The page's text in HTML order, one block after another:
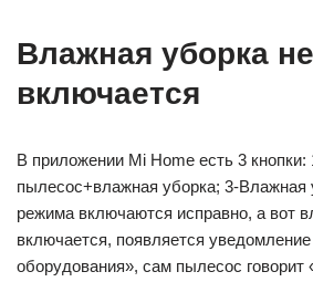
Влажная уборка не
включается
В приложении Mi Home есть 3
пылесос+влажная уборка; 3-Влажная
режима включаются исправно, а вот
включается, появляется
оборудования», сам пылесос говорит